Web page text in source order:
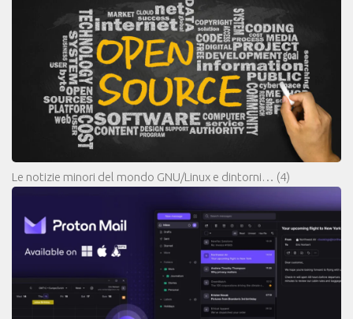
Le notizie minori del mondo GNU/Linux e dintorni… (4)